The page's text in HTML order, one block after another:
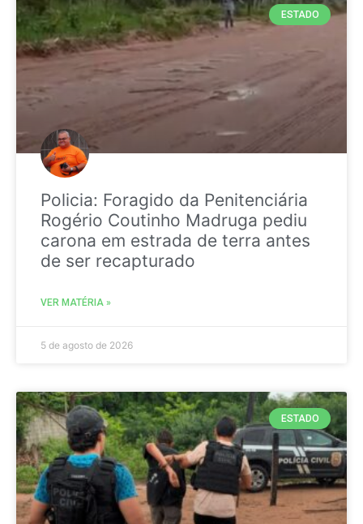
ESTADO
Policia: Foragido da Penitenciária
Rogério Coutinho Madruga pediu
carona em estrada de terra antes
de ser recapturado
VER MATÉRIA »
5 de agosto de 2026
ESTADO